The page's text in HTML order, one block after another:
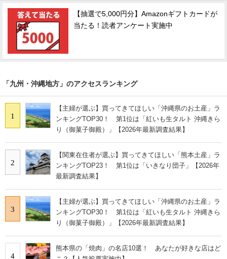
【抽選で5,000円分】Amazonギフトカードが
当たる！読者アンケート実施中
「九州・沖縄地方」のアクセスランキング
1
【主婦が選ぶ】買ってきてほしい「沖縄県のお土産」ラ
ンキングTOP30！ 第1位は「紅いも生タルト 沖縄きら
り（御菓子御殿）」【2026年最新調査結果】
2
【関東在住者が選ぶ】買ってきてほしい「熊本土産」ラ
ンキングTOP23！ 第1位は「いきなり団子」【2026年
最新調査結果】
3
【主婦が選ぶ】買ってきてほしい「沖縄県のお土産」ラ
ンキングTOP30！ 第1位は「紅いも生タルト 沖縄きら
り（御菓子御殿）」【2026年最新調査結果】
4
熊本県の「焼肉」の名店10選！ あなたが好きな店はど